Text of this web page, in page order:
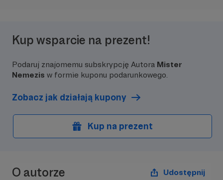
Kup wsparcie na prezent!
Podaruj znajomemu subskrypcję Autora Mister
Nemezis w formie kuponu podarunkowego.
Zobacz jak działają kupony
Kup na prezent
O autorze Udostępnij